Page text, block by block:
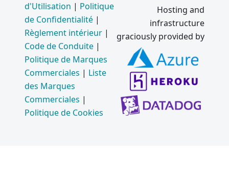
d'Utilisation | Politique
de Confidentialité |
Règlement intérieur |
Code de Conduite |
Politique de Marques
Commerciales | Liste
des Marques
Commerciales |
Politique de Cookies
Hosting and
infrastructure
graciously provided by